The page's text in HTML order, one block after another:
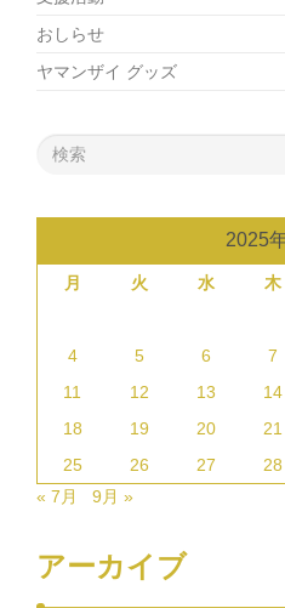
おしらせ
ヤマンザイ グッズ
2025
月 火 水 木
4
5 6 7
11
12 13 14
18
19 20 21
25
26 27 28
« 7月
9月 »
アーカイブ